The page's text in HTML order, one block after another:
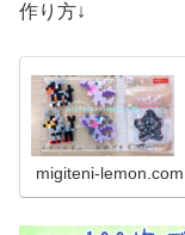
作り方↓
migiteni-lemon.com